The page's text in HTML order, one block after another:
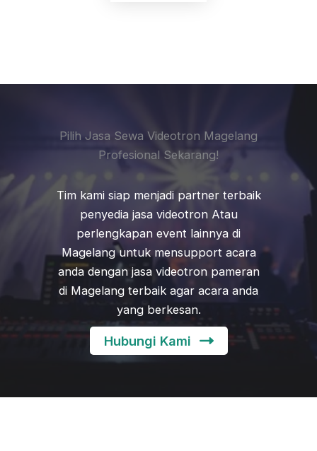
Pilih Jasa Sewa Videotron Magelang
Profesional Sekarang!
Tim kami siap menjadi partner terbaik
penyedia jasa videotron Atau
perlengkapan event lainnya di
Magelang untuk mensupport acara
anda dengan jasa videotron pameran
di Magelang terbaik agar acara anda
yang berkesan.
Hubungi Kami